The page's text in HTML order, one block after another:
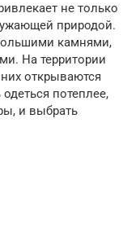
не только
природой.
камнями,
На территории
открываются
потеплее,
и выбрать